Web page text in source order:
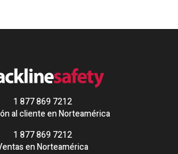
1 877 869 7212
al cliente en Norteamérica
1 877 869 7212
en Norteamérica